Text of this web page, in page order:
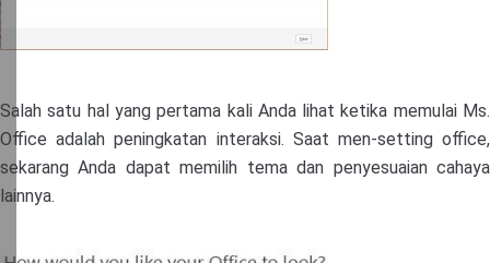
Salah satu hal yang pertama kali Anda lihat ketika memulai Ms.
Office adalah peningkatan interaksi. Saat men-setting office,
sekarang Anda dapat memilih tema dan penyesuaian cahaya
lainnya.